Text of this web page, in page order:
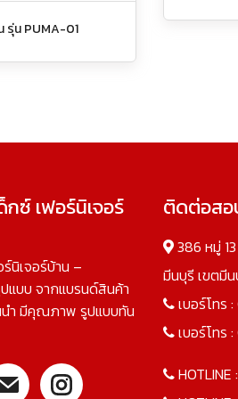
รุ่น PUMA-01
ซ์ เฟอร์นิเจอร์
นิเจอร์บ้าน –
แบบ จากแบรนด์สินค้า
ำ มีคุณภาพ รูปแบบทัน
ติดต่อสอ
386 หมู่
มีนบุรี เขตมี
เบอร์โทร :
เบอร์โทร :
HOTLINE